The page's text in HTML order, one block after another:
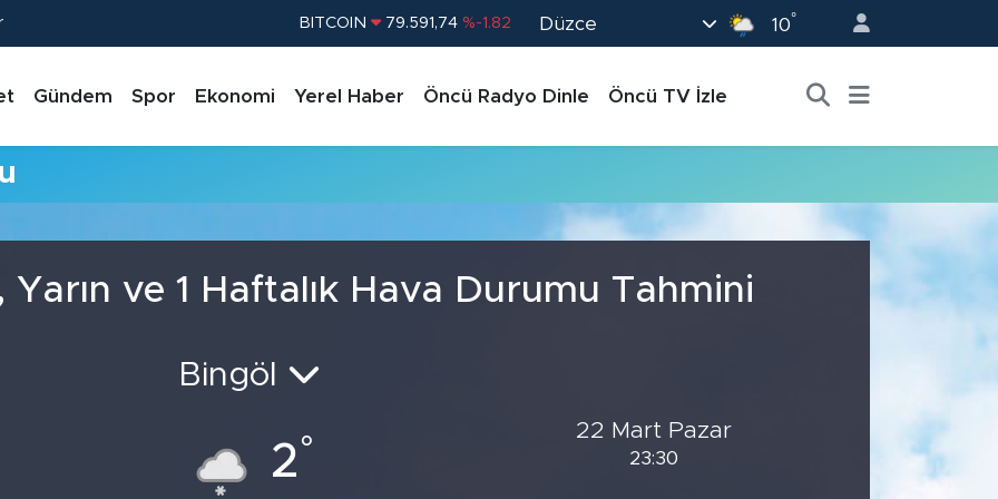
BITCOIN 79.591,74 %-1.82
EURO 53,38690 %0.19
STERLİN 61,60380 %0.18
Düzce 10°
Gündem Spor Ekonomi Yerel Haber Öncü Radyo Dinle Öncü TV İzle
ve 1 Haftalık Hava Durumu Tahmini
Bingöl
2°
22 Mart Pazar
23:30